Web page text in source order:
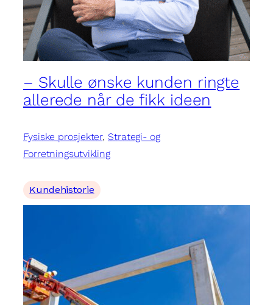
– Skulle ønske kunden ringte
allerede når de fikk ideen
Fysiske prosjekter, Strategi- og
Forretningsutvikling
Kundehistorie